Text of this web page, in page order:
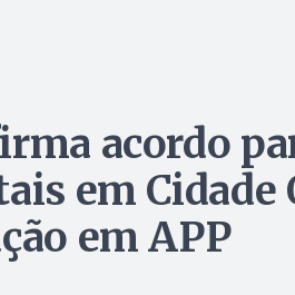
acordo
em Cidade
em APP